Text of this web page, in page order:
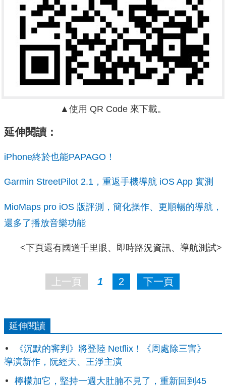
▲使用 QR Code 來下載。
延伸閱讀：
iPhone終於也能PAPAGO！
Garmin StreetPilot 2.1，重返手機導航 iOS App 實測
MioMaps pro iOS 版評測，簡化操作、更順暢的導航，
還多了播放音樂功能
<下頁還有國道千里眼、即時路況資訊、導航測試>
上一頁 1 2 下一頁
延伸閱讀
《沉默的審判》將登陸 Netflix！《周處除三害》
導演新作，阮經天、王淨主演
檸檬加它，堅持一週大肚腩不見了，重新回到45